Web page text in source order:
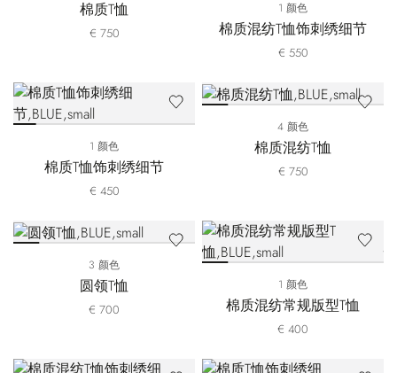
棉质T恤
€ 750
1 颜色
棉质混纺T恤饰刺绣细节
€ 550
1 颜色
棉质T恤饰刺绣细节
€ 450
4 颜色
棉质混纺T恤
€ 750
3 颜色
圆领T恤
€ 700
1 颜色
棉质混纺常规版型T恤
€ 400